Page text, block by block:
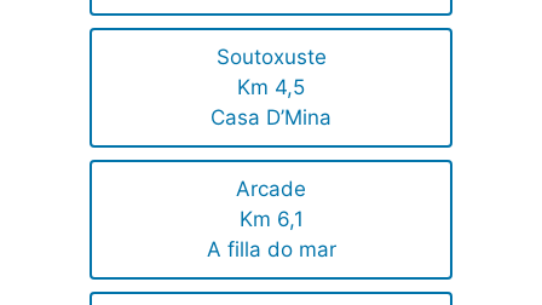
Soutoxuste
Km 4,5
Casa D’Mina
Arcade
Km 6,1
A filla do mar